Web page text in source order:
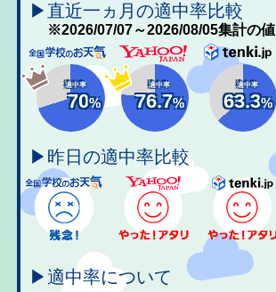
▶直近一ヵ月の適中率比較
※2026/07/07～2026/08/05集計の値
適中率
70%
適中率
76.7%
適中率
63.3%
▶昨日の適中率比較
▶適中率について